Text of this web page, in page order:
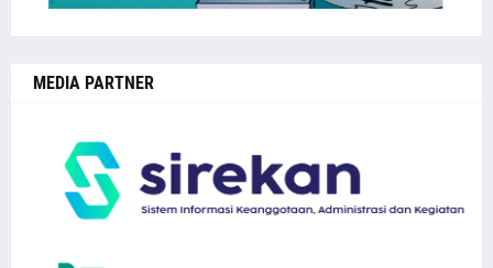
MEDIA PARTNER